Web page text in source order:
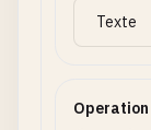
Operation